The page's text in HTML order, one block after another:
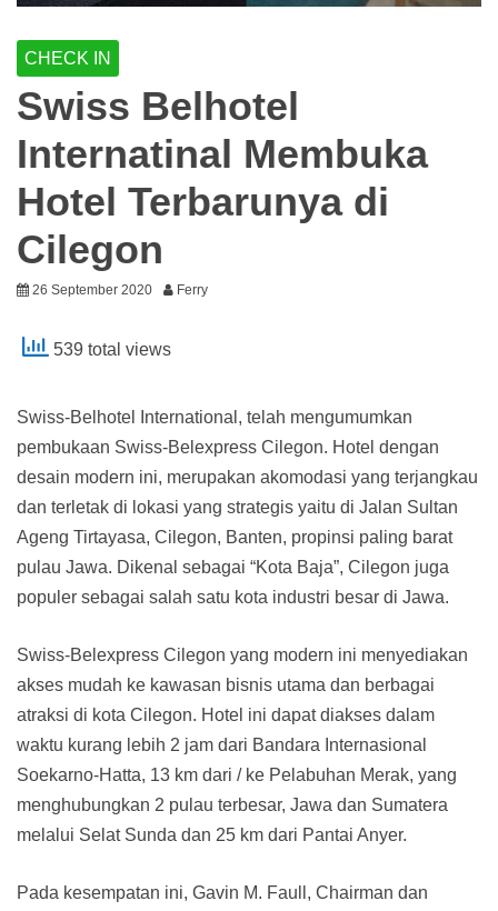
CHECK IN
Swiss Belhotel
Internatinal Membuka
Hotel Terbarunya di
Cilegon
26 September 2020 Ferry
539 total views
Swiss-Belhotel International, telah mengumumkan
pembukaan Swiss-Belexpress Cilegon. Hotel dengan
desain modern ini, merupakan akomodasi yang terjangkau
dan terletak di lokasi yang strategis yaitu di Jalan Sultan
Ageng Tirtayasa, Cilegon, Banten, propinsi paling barat
pulau Jawa. Dikenal sebagai “Kota Baja”, Cilegon juga
populer sebagai salah satu kota industri besar di Jawa.
Swiss-Belexpress Cilegon yang modern ini menyediakan
akses mudah ke kawasan bisnis utama dan berbagai
atraksi di kota Cilegon. Hotel ini dapat diakses dalam
waktu kurang lebih 2 jam dari Bandara Internasional
Soekarno-Hatta, 13 km dari / ke Pelabuhan Merak, yang
menghubungkan 2 pulau terbesar, Jawa dan Sumatera
melalui Selat Sunda dan 25 km dari Pantai Anyer.
Pada kesempatan ini, Gavin M. Faull, Chairman dan